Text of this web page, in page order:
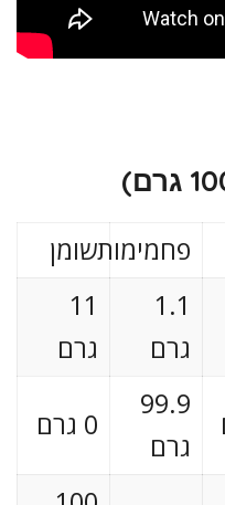
פחמימותשומן
1.1
גרם
11
גרם
99.9
גרם
0 גרם